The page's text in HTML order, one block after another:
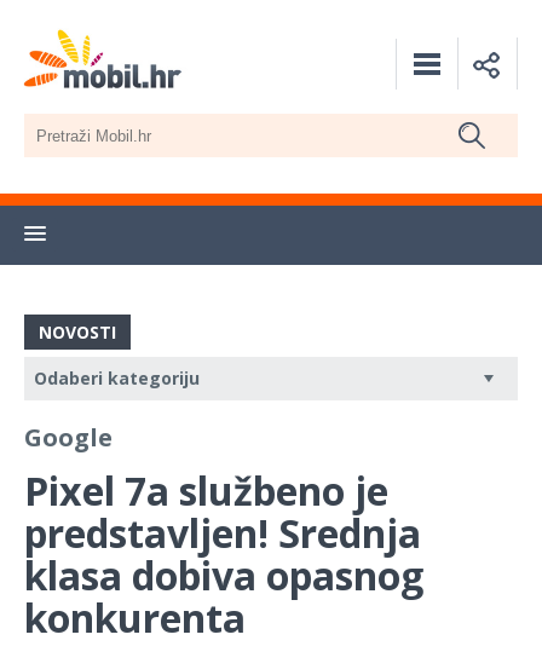
NOVOSTI
Google
Pixel 7a službeno je
predstavljen! Srednja
klasa dobiva opasnog
konkurenta